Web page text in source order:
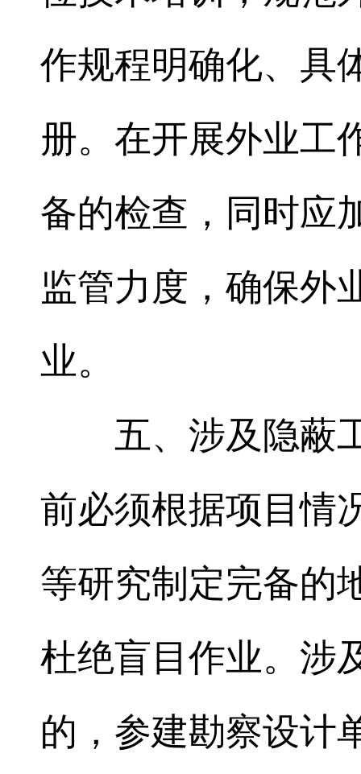
作规程明确化、具
册。在开展外业工
备的检查，同时应
监管力度，确保外
业。
五、涉及隐蔽
前必须根据项目情
等研究制定完备的
杜绝盲目作业。涉
的，参建勘察设计